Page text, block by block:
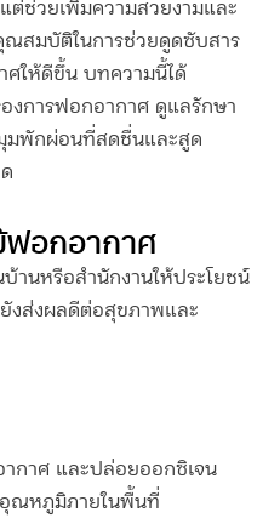
ต่ช่วยเพิ่มความสวยงามและ
สมบัติในการช่วยดูดซับสาร
ให้ดีขึ้น บทความนี้ได้
งการฟอกอากาศ ดูแลรักษา
มพักผ่อนที่สดชื่นและสูด
ฟอกอากาศ
บ้านหรือสำนักงานให้ประโยชน์
งส่งผลดีต่อสุขภาพและ
กาศ และปล่อยออกซิเจน
อุณหภูมิภายในพื้นที่